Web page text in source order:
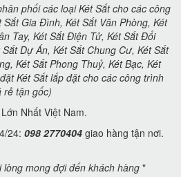
phối các loại Két Sắt cho các công
Sắt Gia Đình, Két Sắt Văn Phòng, Két
Tay, Két Sắt Điện Tử, Két Sắt Đổi
Dự Án, Két Sắt Chung Cư, Két Sắt
Két Sắt Phong Thuỷ, Két Bạc, Két
Két Sắt lắp đặt cho các công trình
rẻ tận gốc)
Nhất Việt Nam.
24: 098 2770404 giao hàng tận nơi.
mong đợi đến khách hàng "